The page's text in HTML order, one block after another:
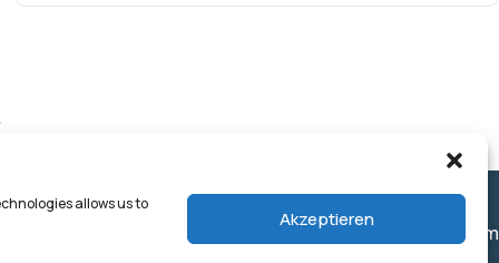
allows us to
Akzeptieren
convena@delacamp.com